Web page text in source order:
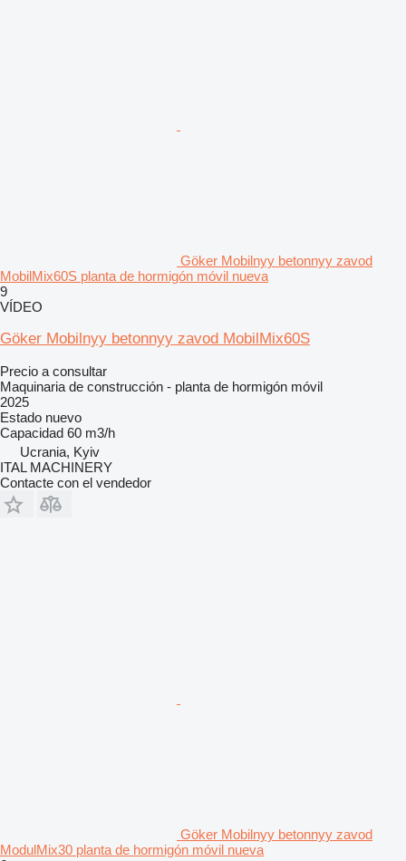
Göker Mobilnyy betonnyy zavod
MobilMix60S planta de hormigón móvil nueva
9
VÍDEO
Göker Mobilnyy betonnyy zavod MobilMix60S
Precio a consultar
Maquinaria de construcción - planta de hormigón móvil
2025
Estado nuevo
Capacidad 60 m3/h
Ucrania, Kyiv
ITAL MACHINERY
Contacte con el vendedor
Göker Mobilnyy betonnyy zavod
ModulMix30 planta de hormigón móvil nueva